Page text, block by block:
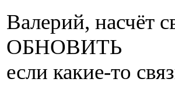
Валерий, насчёт
ОБНОВИТЬ
если какие-то